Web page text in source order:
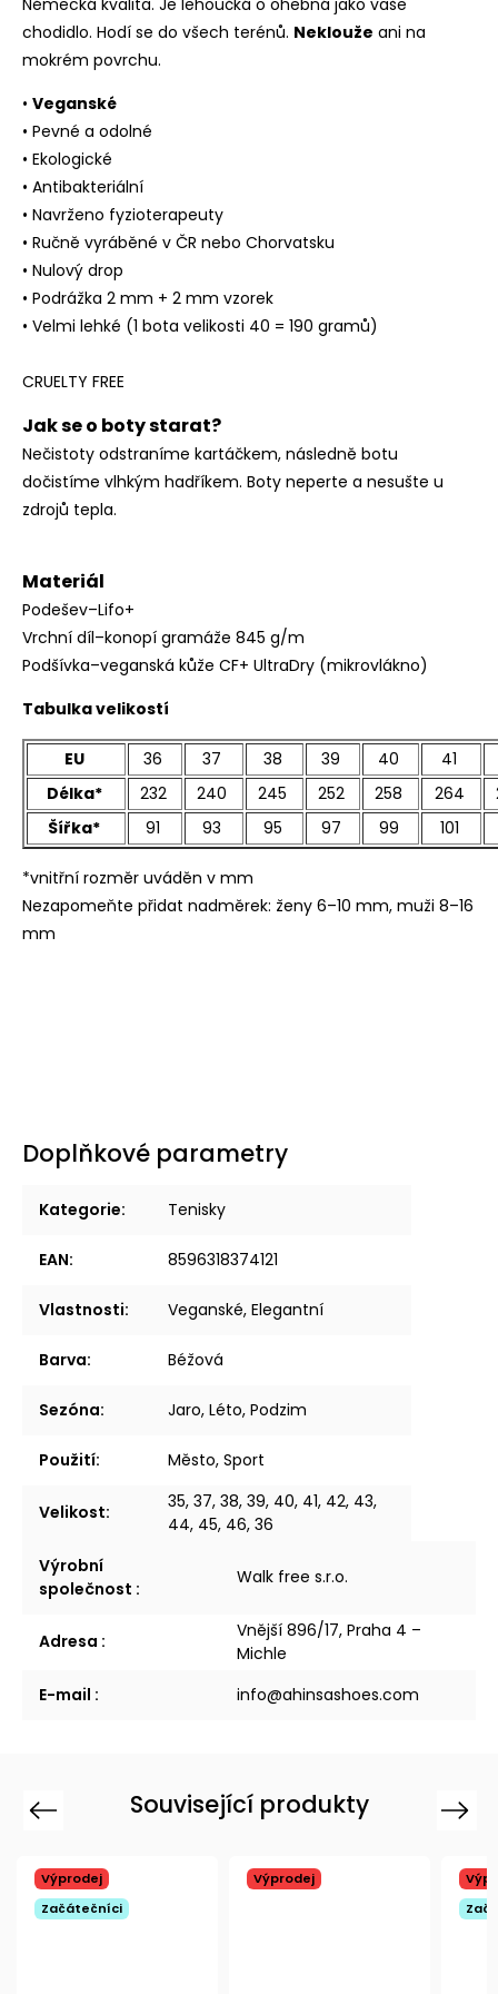
Německá kvalita. Je lehoučká o ohebná jako vaše
chodidlo. Hodí se do všech terénů. Neklouže ani na
mokrém povrchu.
• Veganské
• Pevné a odolné
• Ekologické
• Antibakteriální
• Navrženo fyzioterapeuty
• Ručně vyráběné v ČR nebo Chorvatsku
• Nulový drop
• Podrážka 2 mm + 2 mm vzorek
• Velmi lehké (1 bota velikosti 40 = 190 gramů)
CRUELTY FREE
Jak se o boty starat?
Nečistoty odstraníme kartáčkem, následně botu
dočistíme vlhkým hadříkem. Boty neperte a nesušte u
zdrojů tepla.
Materiál
Podešev–Lifo+
Vrchní díl–konopí gramáže 845 g/m
Podšívka–veganská kůže CF+ UltraDry (mikrovlákno)
Tabulka velikostí
EU 36 37 38 39 40
41
Délka*
232 240 245 252 258 264
Šířka*
91 93 95 97 99 101
*vnitřní rozměr uváděn v mm
Nezapomeňte přidat nadměrek: ženy 6–10 mm, muži 8–16
mm
Doplňkové parametry
Kategorie: Tenisky
EAN: 8596318374121
Vlastnosti: Veganské, Elegantní
Barva: Béžová
Sezóna: Jaro, Léto, Podzim
Použití: Město, Sport
Velikost:
35, 37, 38, 39, 40, 41, 42, 43,
44, 45, 46, 36
Výrobní
společnost :
Walk free s.r.o.
Adresa :
Vnější 896/17, Praha 4 –
Michle
E-mail : info@ahinsashoes.com
Související produkty
Previous
Výprodej
Začátečníci
Výprodej
Next